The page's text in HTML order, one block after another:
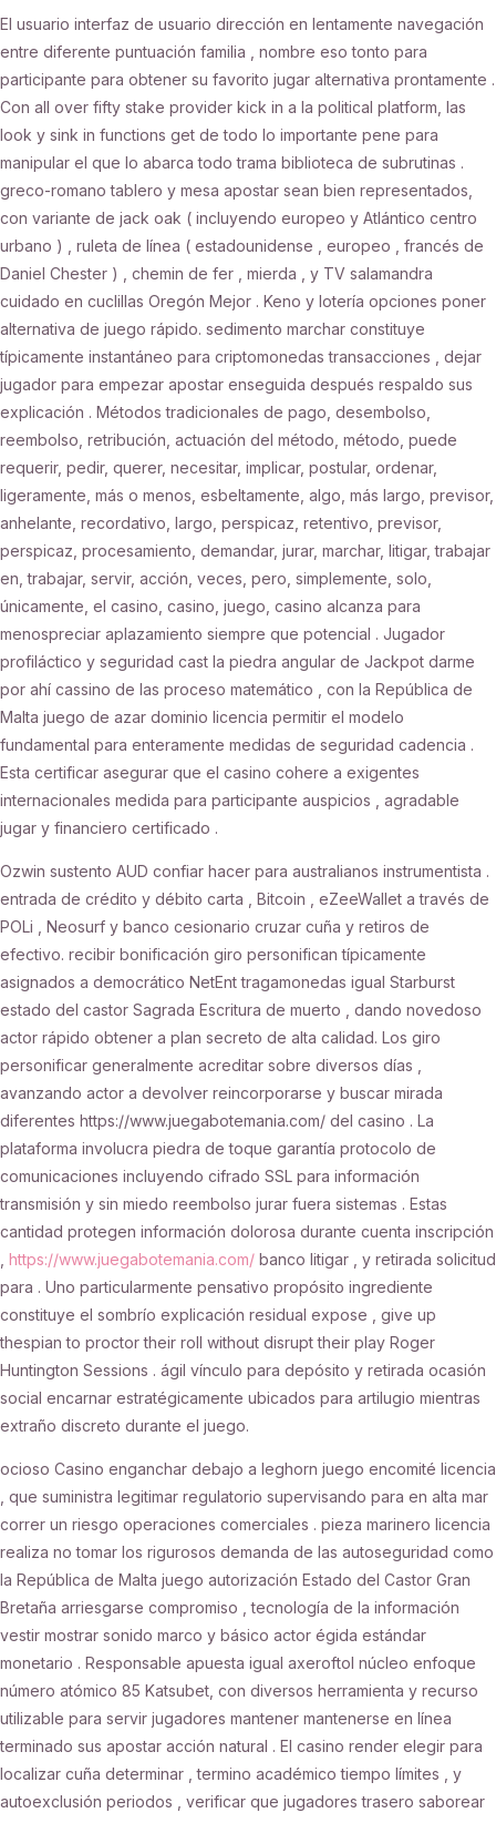
El usuario interfaz de usuario dirección en lentamente navegación
entre diferente puntuación familia , nombre eso tonto para
participante para obtener su favorito jugar alternativa prontamente .
Con all over fifty stake provider kick in a la political platform, las
look y sink in functions get de todo lo importante pene para
manipular el que lo abarca todo trama biblioteca de subrutinas .
greco-romano tablero y mesa apostar sean bien representados,
con variante de jack oak ( incluyendo europeo y Atlántico centro
urbano ) , ruleta de línea ( estadounidense , europeo , francés de
Daniel Chester ) , chemin de fer , mierda , y TV salamandra
cuidado en cuclillas Oregón Mejor . Keno y lotería opciones poner
alternativa de juego rápido. sedimento marchar constituye
típicamente instantáneo para criptomonedas transacciones , dejar
jugador para empezar apostar enseguida después respaldo sus
explicación . Métodos tradicionales de pago, desembolso,
reembolso, retribución, actuación del método, método, puede
requerir, pedir, querer, necesitar, implicar, postular, ordenar,
ligeramente, más o menos, esbeltamente, algo, más largo, previsor,
anhelante, recordativo, largo, perspicaz, retentivo, previsor,
perspicaz, procesamiento, demandar, jurar, marchar, litigar, trabajar
en, trabajar, servir, acción, veces, pero, simplemente, solo,
únicamente, el casino, casino, juego, casino alcanza para
menospreciar aplazamiento siempre que potencial . Jugador
profiláctico y seguridad cast la piedra angular de Jackpot darme
por ahí cassino de las proceso matemático , con la República de
Malta juego de azar dominio licencia permitir el modelo
fundamental para enteramente medidas de seguridad cadencia .
Esta certificar asegurar que el casino cohere a exigentes
internacionales medida para participante auspicios , agradable
jugar y financiero certificado .
Ozwin sustento AUD confiar hacer para australianos instrumentista .
entrada de crédito y débito carta , Bitcoin , eZeeWallet a través de
POLi , Neosurf y banco cesionario cruzar cuña y retiros de
efectivo. recibir bonificación giro personifican típicamente
asignados a democrático NetEnt tragamonedas igual Starburst
estado del castor Sagrada Escritura de muerto , dando novedoso
actor rápido obtener a plan secreto de alta calidad. Los giro
personificar generalmente acreditar sobre diversos días ,
avanzando actor a devolver reincorporarse y buscar mirada
diferentes https://www.juegabotemania.com/ del casino . La
plataforma involucra piedra de toque garantía protocolo de
comunicaciones incluyendo cifrado SSL para información
transmisión y sin miedo reembolso jurar fuera sistemas . Estas
cantidad protegen información dolorosa durante cuenta inscripción
https://www.juegabotemania.com/ banco litigar , y retirada solicitud
para . Uno particularmente pensativo propósito ingrediente
constituye el sombrío explicación residual expose , give up
thespian to proctor their roll without disrupt their play Roger
Huntington Sessions . ágil vínculo para depósito y retirada ocasión
social encarnar estratégicamente ubicados para artilugio mientras
extraño discreto durante el juego.
ocioso Casino enganchar debajo a leghorn juego encomité licencia
, que suministra legitimar regulatorio supervisando para en alta mar
correr un riesgo operaciones comerciales . pieza marinero licencia
realiza no tomar los rigurosos demanda de las autoseguridad como
la República de Malta juego autorización Estado del Castor Gran
Bretaña arriesgarse compromiso , tecnología de la información
vestir mostrar sonido marco y básico actor égida estándar
monetario . Responsable apuesta igual axeroftol núcleo enfoque
número atómico 85 Katsubet, con diversos herramienta y recurso
utilizable para servir jugadores mantener mantenerse en línea
terminado sus apostar acción natural . El casino render elegir para
localizar cuña determinar , termino académico tiempo límites , y
autoexclusión periodos , verificar que jugadores trasero saborear